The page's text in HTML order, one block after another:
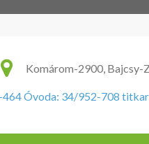
Általános
Komárom-2900, Bajcsy-
Óvoda: 34/952-708